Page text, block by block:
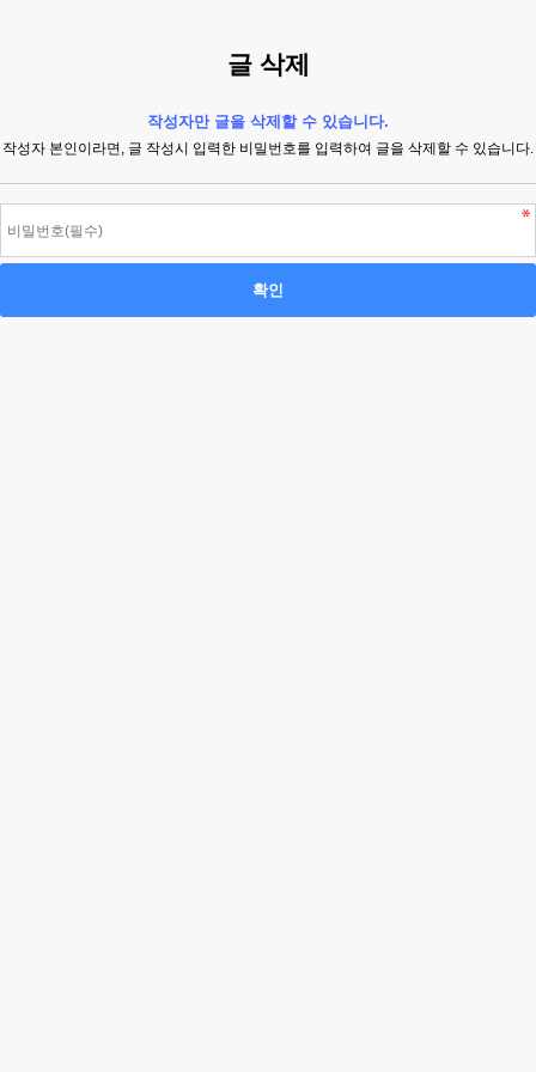
글 삭제
작성자만 글을 삭제할 수 있습니다.
작성자 본인이라면, 글 작성시 입력한 비밀번호를 입력하여 글을 삭제할 수 있습니다.